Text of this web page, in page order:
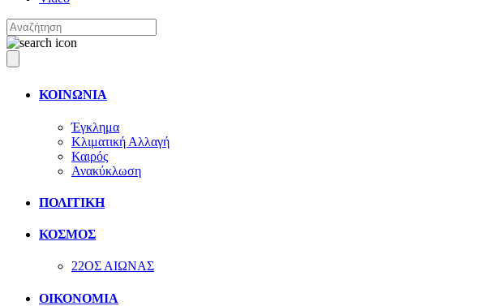
ΚΟΙΝΩΝΙΑ
Έγκλημα
Κλιματική Αλλαγή
Καιρός
Ανακύκλωση
ΠΟΛΙΤΙΚΗ
ΚΟΣΜΟΣ
22ΟΣ ΑΙΩΝΑΣ
ΟΙΚΟΝΟΜΙΑ